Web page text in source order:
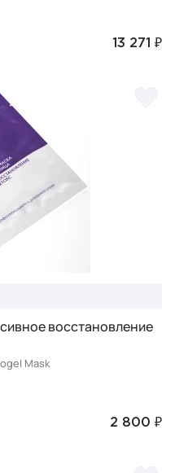
13 271 ₽
восстановление
Mask
2 800 ₽